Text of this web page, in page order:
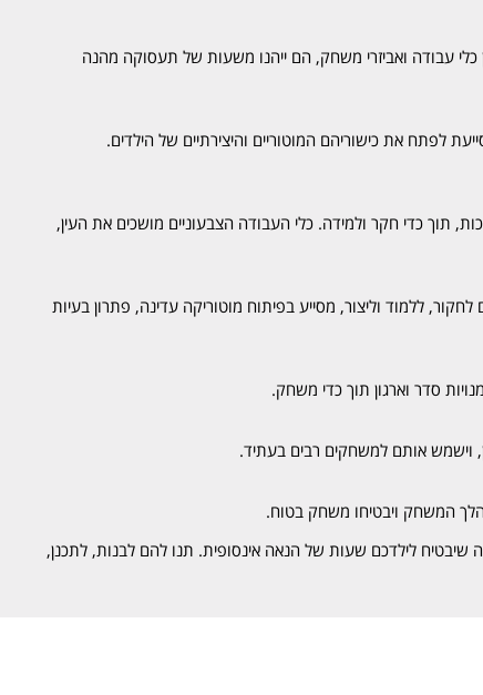
כלי עבודה ואביזרי משחק, הם ייהנו משעות של תעסוקה מהנה
לפתח את כישוריהם המוטוריים והיצירתיים של הילדים.
תוך כדי חקר ולמידה. כלי העבודה הצבעוניים מושכים את העין,
ללמוד וליצור, מסייע בפיתוח מוטוריקה עדינה, פתרון בעיות
סדר וארגון תוך כדי משחק.
וישמש אותם למשחקים רבים בעתיד.
המשחק ויבטיחו משחק בטוח.
שיבטיח לילדכם שעות של הנאה אינסופית. תנו להם לבנות, לתכנן,